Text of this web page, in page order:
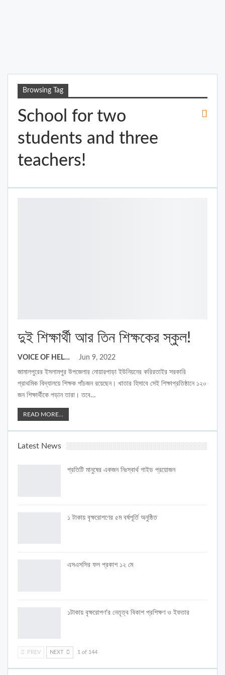
Browsing Tag
School for two
students and three
teachers!
দুই শিক্ষার্থী আর তিন শিক্ষকের স্কুল!
VOICE OF HELLO Jun 9, 2022
জামালপুরের ইসলামপুর উপজেলার নোয়ারপাড়া ইউনিয়নের করিরতাইর সরকারি
প্রাথমিক বিদ্যালয়ে শিক্ষক পাঁচজন রয়েছেন। খাতার হিসাবে সেই শিক্ষাপ্রতিষ্ঠানে ১২০
জন শিক্ষার্থীকে পড়ান তারা। তবে…
READ MORE...
Latest News
প্রতিটি মানুষের একজন নিঃস্বার্থ গাইড প্রয়োজন
১ টাকায় বৃক্ষরোপণের ৫ম বর্ষপূর্তি অনুষ্ঠিত
এসএসসির ফল প্রকাশ ১২ মে
১টাকায় বৃক্ষরোপণ’র নেতৃত্ব বিকাশ প্রশিক্ষণ ও ইফতার
PREV NEXT 1 of 144